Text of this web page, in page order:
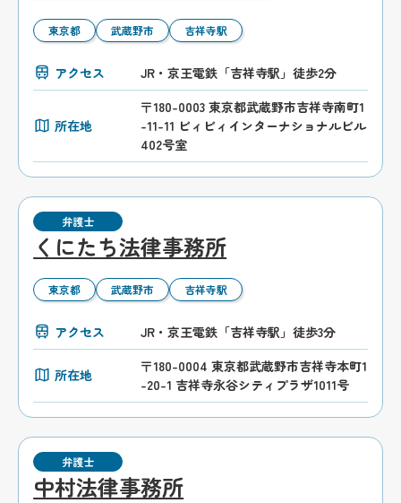
東京都 武蔵野市 吉祥寺駅
アクセス JR・京王電鉄「吉祥寺駅」徒歩2分
所在地
〒180-0003 東京都武蔵野市吉祥寺南町1
-11-11 ビィビィインターナショナルビル
402号室
弁護士
くにたち法律事務所
東京都 武蔵野市 吉祥寺駅
アクセス JR・京王電鉄「吉祥寺駅」徒歩3分
所在地
〒180-0004 東京都武蔵野市吉祥寺本町1
-20-1 吉祥寺永谷シティプラザ1011号
弁護士
中村法律事務所